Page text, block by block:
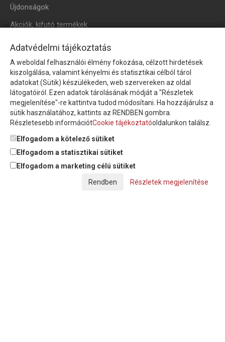
Újdonságok
Akciók, kifutó termékek
HÍRLEVÉL
Íratkozzon fel hírlevelünkre!
Feliratkozom a hírlevélre és nyilatkozom, hogy azadatkezelési
tájékoztatót elolvastam, megismertem és elfogadom.
© Copyright Triász-Tömlő Kft. | Minden jog fenntartva!
Adatvédelmi tájékoztatás
A weboldal felhasználói élmény fokozása, célzott hirdetések
kiszolgálása, valamint kényelmi és statisztikai célból tárol
adatokat (Sütik) készülékeden, web szervereken az oldal
látogatóiról. Ezen adatok tárolásának módját a "Részletek
megjelenítése"-re kattintva tudod módosítani. Ha hozzájárulsz a
sütik használatához, kattints az RENDBEN gombra.
Részletesebb információtCookie tájékoztatóoldalunkon találsz.
Elfogadom a kötelező sütiket
Elfogadom a statisztikai sütiket
Elfogadom a marketing célú sütiket
Részletek megjelenítése